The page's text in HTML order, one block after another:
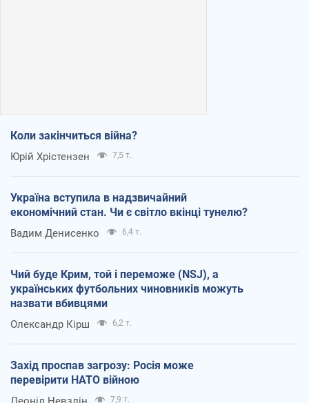
Коли закінчиться війна?
Юрій Хрістензен 7,5 т.
Україна вступила в надзвичайний
економічний стан. Чи є світло вкінці тунелю?
Вадим Денисенко 6,4 т.
Чий буде Крим, той і переможе (NSJ), а
українських футбольних чиновників можуть
назвати вбивцями
Олександр Кірш 6,2 т.
Захід проспав загрозу: Росія може
перевірити НАТО війною
7,9 т.